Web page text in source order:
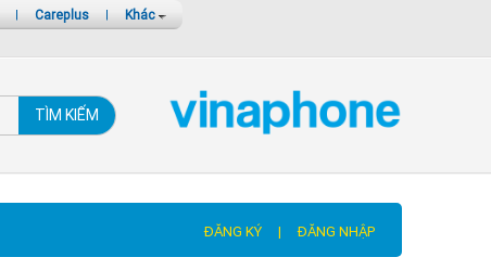
| Careplus | Khác
TÌM KIẾM
ĐĂNG KÝ | ĐĂNG NHẬP